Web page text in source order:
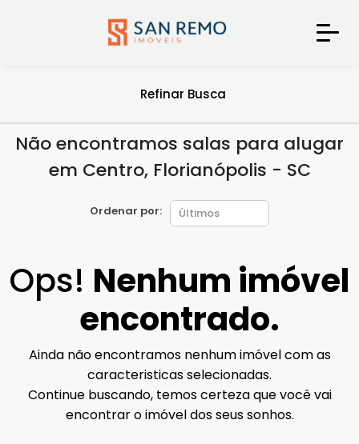
Refinar Busca
Não encontramos salas para alugar
em Centro, Florianópolis - SC
Ordenar por:
Ops! Nenhum imóvel
encontrado.
Ainda não encontramos nenhum imóvel com as
caracteristicas selecionadas.
Continue buscando, temos certeza que você vai
encontrar o imóvel dos seus sonhos.